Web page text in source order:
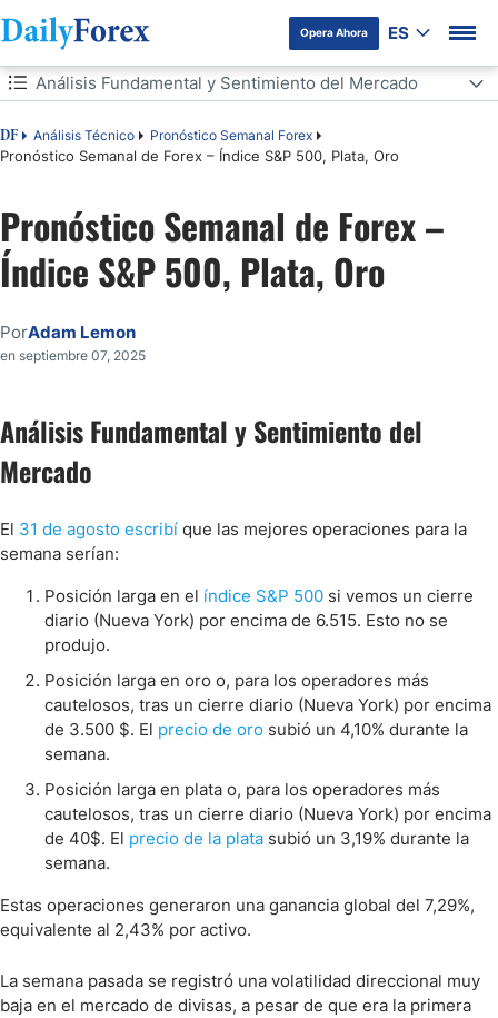
Opera Ahora ES
Tabla de contenidos
DF Análisis Técnico Pronóstico Semanal Forex
Pronóstico Semanal de Forex – Índice S&P 500, Plata, Oro
Análisis Fundamental y Sentimiento del Mercado
Análisis Fundamental y Sentimiento del Mercado
Previsión Mensual paraSeptiembre de 2025
Previsión Semanal del 8 de Septiembre de 2025
Análisis Técnico
Pronóstico Semanal de Forex –
Índice S&P 500, Plata, Oro
PorAdam Lemon
en septiembre 07, 2025
Análisis Fundamental y Sentimiento del
Mercado
El 31 de agosto escribí que las mejores operaciones para la
semana serían:
Posición larga en el índice S&P 500 si vemos un cierre
diario (Nueva York) por encima de 6.515. Esto no se
produjo.
Posición larga en oro o, para los operadores más
cautelosos, tras un cierre diario (Nueva York) por encima
de 3.500 $. El precio de oro subió un 4,10% durante la
semana.
Posición larga en plata o, para los operadores más
cautelosos, tras un cierre diario (Nueva York) por encima
de 40$. El precio de la plata subió un 3,19% durante la
semana.
Estas operaciones generaron una ganancia global del 7,29%,
equivalente al 2,43% por activo.
La semana pasada se registró una volatilidad direccional muy
baja en el mercado de divisas, a pesar de que era la primera